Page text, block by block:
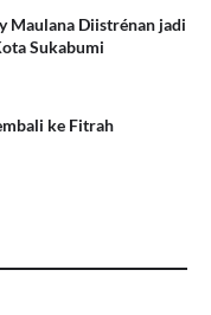
Maulana Diistrénan jadi
Sukabumi
ke Fitrah